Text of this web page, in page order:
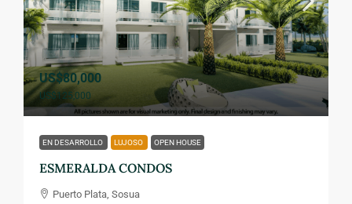
US$80,000
US$125,000
EN DESARROLLO LUJOSO OPEN HOUSE
ESMERALDA CONDOS
Puerto Plata, Sosua